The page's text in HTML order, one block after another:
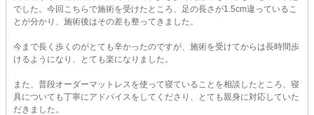
でした。今回こちらで施術を受けたところ、足の長さが1.5cm違っているこ
とが分かり、施術後はその差も整ってきました。
今まで長く歩くのがとても辛かったのですが、施術を受けてからは長時間歩
けるようになり、とても楽になりました。
また、普段オーダーマットレスを使って寝ていることを相談したところ、寝
具についても丁寧にアドバイスをしてくださり、とても親身に対応していた
だきました。